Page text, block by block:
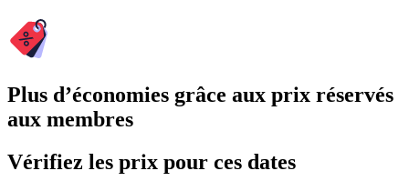
Plus d’économies grâce aux prix réservés
aux membres
Vérifiez les prix pour ces dates